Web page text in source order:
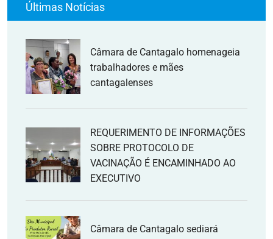
Últimas Notícias
Câmara de Cantagalo homenageia
trabalhadores e mães
cantagalenses
REQUERIMENTO DE INFORMAÇÕES
SOBRE PROTOCOLO DE
VACINAÇÃO É ENCAMINHADO AO
EXECUTIVO
Câmara de Cantagalo sediará